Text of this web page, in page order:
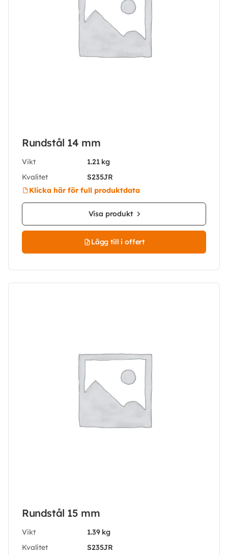
Rundstål 14 mm
Vikt
1.21 kg
Kvalitet
S235JR
Klicka här för full produktdata
Visa produkt
Lägg till i offert
Rundstål 15 mm
Vikt
1.39 kg
Kvalitet
S235JR